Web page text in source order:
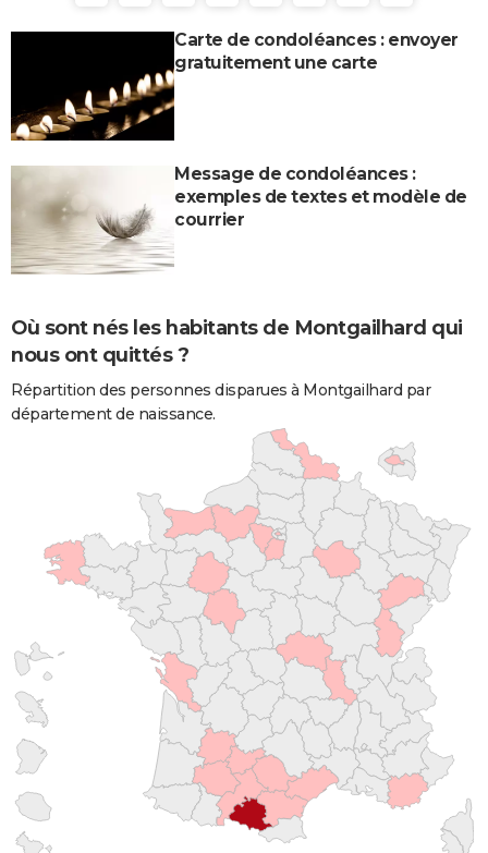
Carte de condoléances : envoyer
gratuitement une carte
Message de condoléances :
exemples de textes et modèle de
courrier
Où sont nés les habitants de Montgailhard qui
nous ont quittés ?
Répartition des personnes disparues à Montgailhard par
département de naissance.